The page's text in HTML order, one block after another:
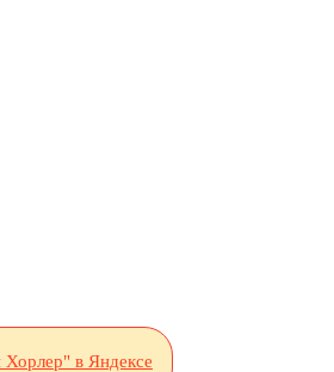
в Яндексе